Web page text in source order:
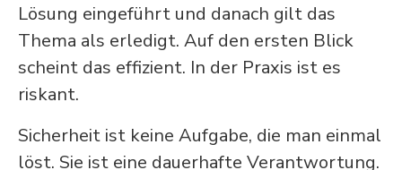
Lösung eingeführt und danach gilt das
Thema als erledigt. Auf den ersten Blick
scheint das effizient. In der Praxis ist es
riskant.
Sicherheit ist keine Aufgabe, die man einmal
löst. Sie ist eine dauerhafte Verantwortung.